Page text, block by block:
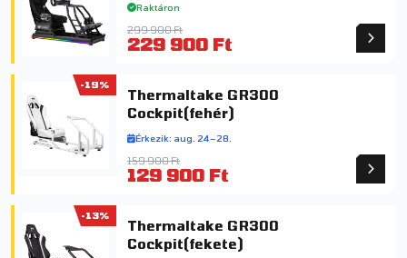
Raktáron
299 900 Ft
229 900 Ft
-19%
Thermaltake GR300
Cockpit(fehér)
Érkezik: aug. 24–28.
159 900 Ft
129 900 Ft
-13%
Thermaltake GR300
Cockpit(fekete)